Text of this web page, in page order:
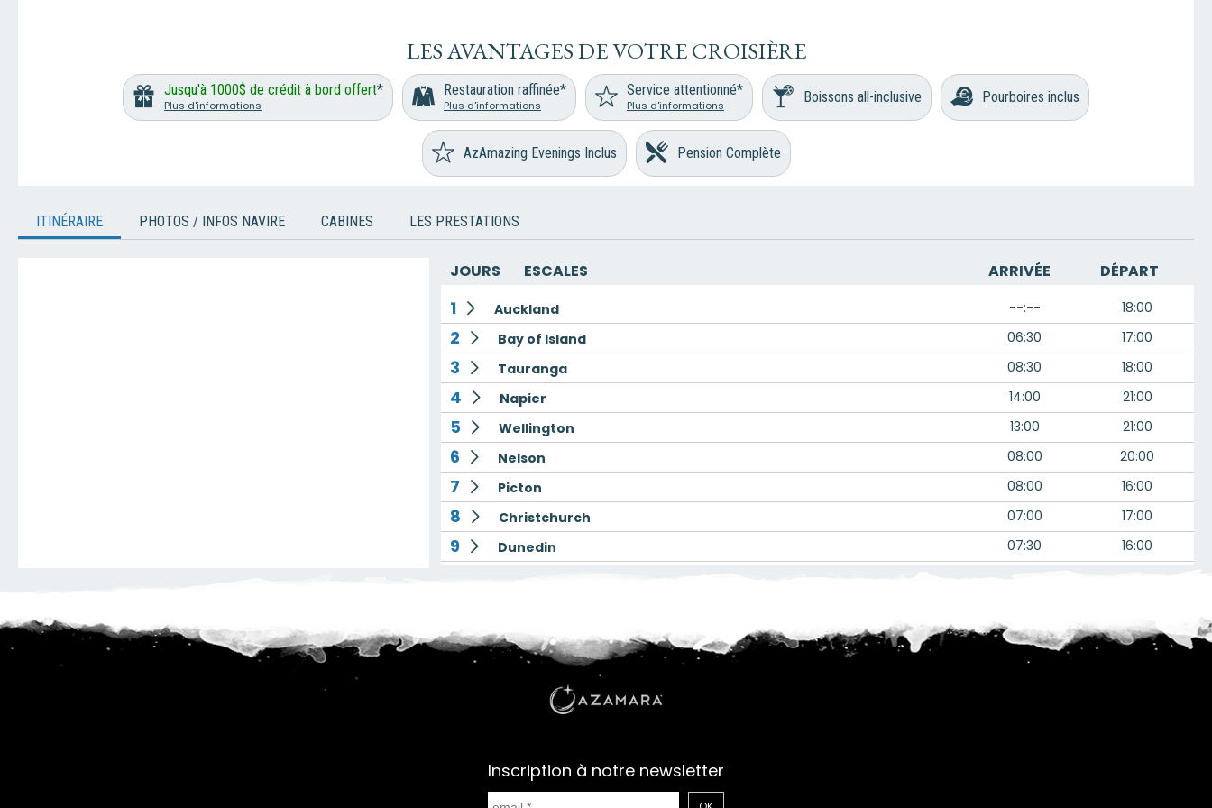
LES AVANTAGES DE VOTRE CROISIÈRE
Jusqu'à 1000$ de crédit à bord offert*
Plus d'informations
Restauration raffinée*
Plus d'informations
Service attentionné*
Plus d'informations Boissons all-inclusive Pourboires inclus
AzAmazing Evenings Inclus Pension Complète
ITINÉRAIRE PHOTOS / INFOS NAVIRE CABINES LES PRESTATIONS
JOURS ESCALES ARRIVÉE DÉPART
1 Auckland --:-- 18:00
2 Bay of Island 06:30 17:00
3 Tauranga 08:30 18:00
4 Napier 14:00 21:00
5 Wellington 13:00 21:00
6 Nelson 08:00 20:00
7 Picton 08:00 16:00
8 Christchurch 07:00 17:00
9 Dunedin 07:30 16:00
12 Navigation --:-- 00:00
Hobart 08:00
Hobart
Sydney
Inscription à notre newsletter